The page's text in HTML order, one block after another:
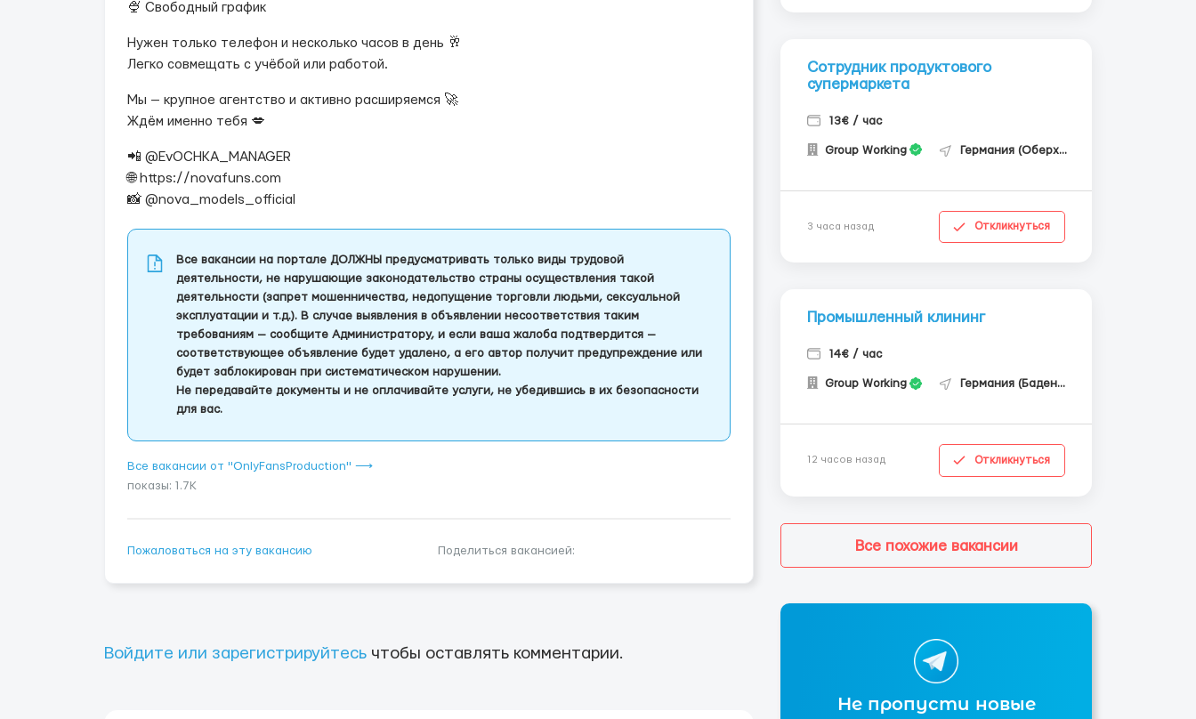
🍨 Свободный график
Нужен только телефон и несколько часов в день 🥂
Легко совмещать с учёбой или работой.
Мы — крупное агентство и активно расширяемся 🚀
Ждём именно тебя 💋
📲 @EvOCHKA_MANAGER
🌐 https://novafuns.com
📸 @nova_models_official
Все вакансии на портале ДОЛЖНЫ предусматривать только виды трудовой
деятельности, не нарушающие законодательство страны осуществления такой
деятельности (запрет мошенничества, недопущение торговли людьми, сексуальной
эксплуатации и т.д.). В случае выявления в объявлении несоответствия таким
требованиям — сообщите Администратору, и если ваша жалоба подтвердится —
соответствующее объявление будет удалено, а его автор получит предупреждение или
будет заблокирован при систематическом нарушении.
Не передавайте документы и не оплачивайте услуги, не убедившись в их безопасности
для вас.
Все вакансии от "OnlyFansProduction" ⟶
показы: 1.7K
Пожаловаться на эту вакансию Поделиться вакансией:
Войдите или зарегистрируйтесь чтобы оставлять комментарии.
Сотрудник продуктового
супермаркета
13€ / час
Group Working Германия (Оберхаузен)
3 часа назад Откликнуться
Промышленный клининг
14€ / час
Group Working Германия (Баден-Вюртемберг)
12 часов назад Откликнуться
Все похожие вакансии
Не пропусти новые